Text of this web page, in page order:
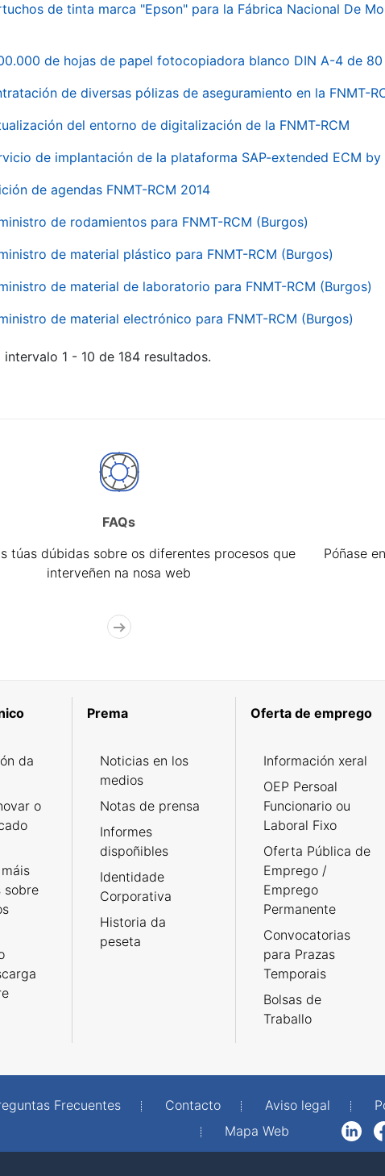
de tinta marca "Epson" para la Fábrica Nacional De
de hojas de papel fotocopiadora blanco DIN A-4 de 80
de diversas pólizas de aseguramiento en la FNMT-
del entorno de digitalización de la FNMT-RCM
de implantación de la plataforma SAP-extended ECM by
de agendas FNMT-RCM 2014
de rodamientos para FNMT-RCM (Burgos)
de material plástico para FNMT-RCM (Burgos)
de material de laboratorio para FNMT-RCM (Burgos)
de material electrónico para FNMT-RCM (Burgos)
1 - 10 de 184 resultados.
FAQs
túas dúbidas sobre os diferentes procesos que
interveñen na nosa web
Póñase
da
o
sobre
Prema
Noticias en los
medios
Notas de prensa
Informes
dispoñibles
Identidade
Corporativa
Historia da
peseta
Oferta de emprego
Información xeral
OEP Persoal
Funcionario ou
Laboral Fixo
Oferta Pública de
Emprego /
Emprego
Permanente
Convocatorias
para Prazas
Temporais
Bolsas de
Traballo
Frecuentes Contacto Aviso legal
Mapa Web
LinkedInFacebook